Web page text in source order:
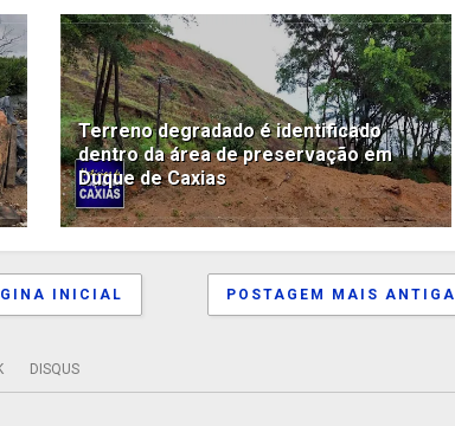
Terreno degradado é identificado
dentro da área de preservação em
Duque de Caxias
POSTAGEM MAIS ANTIGA
INICIAL
DISQUS